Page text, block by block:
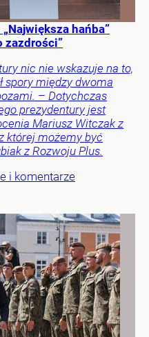
hańba”
zazdrości”
nic nie wskazuje na to,
spory między dwoma
– Dotychczas
prezydentury jest
Mariusz Witczak z
której możemy być
z Rozwoju Plus.
i komentarze